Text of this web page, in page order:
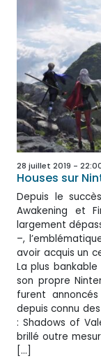
28 juillet 2019 -
Houses sur
Depuis le
Awakening et
largement
–,
avoir acquis un
La plus
son propre
furent
depuis connu
: Shadows of
brillé outre
[…]